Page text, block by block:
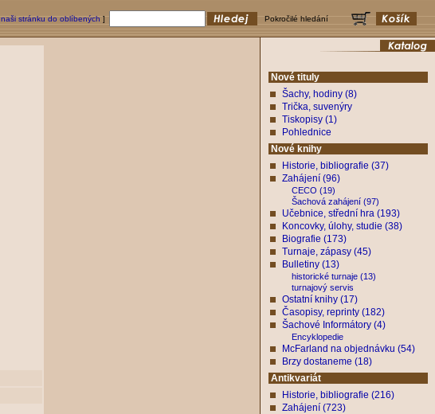
stránku do oblíbených ] Pokročilé hledání
Nové tituly
Šachy, hodiny (8)
Trička, suvenýry
Tiskopisy (1)
Pohlednice
Nové knihy
Historie, bibliografie (37)
Zahájení (96)
CECO (19)
Šachová zahájení (97)
Učebnice, střední hra (193)
Koncovky, úlohy, studie (38)
Biografie (173)
Turnaje, zápasy (45)
Bulletiny (13)
historické turnaje (13)
turnajový servis
Ostatní knihy (17)
Časopisy, reprinty (182)
Šachové Informátory (4)
Encyklopedie
McFarland na objednávku (54)
Brzy dostaneme (18)
Antikvariát
Historie, bibliografie (216)
Zahájení (723)